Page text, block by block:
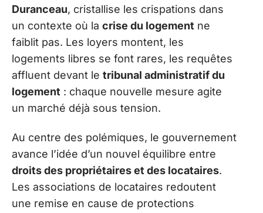
Duranceau, cristallise les crispations dans
un contexte où la crise du logement ne
faiblit pas. Les loyers montent, les
logements libres se font rares, les requêtes
affluent devant le tribunal administratif du
logement : chaque nouvelle mesure agite
un marché déjà sous tension.
Au centre des polémiques, le gouvernement
avance l’idée d’un nouvel équilibre entre
droits des propriétaires et des locataires.
Les associations de locataires redoutent
une remise en cause de protections